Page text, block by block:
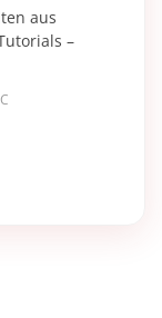
aus
–